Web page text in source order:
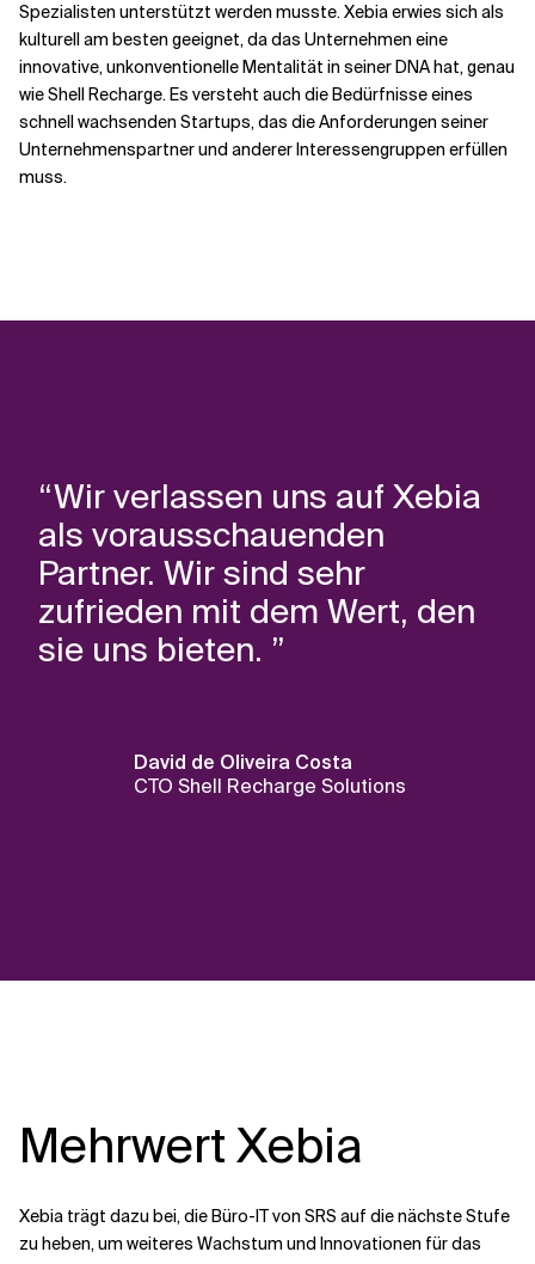
Spezialisten unterstützt werden musste. Xebia erwies sich als
kulturell am besten geeignet, da das Unternehmen eine
innovative, unkonventionelle Mentalität in seiner DNA hat, genau
wie Shell Recharge. Es versteht auch die Bedürfnisse eines
schnell wachsenden Startups, das die Anforderungen seiner
Unternehmenspartner und anderer Interessengruppen erfüllen
muss.
“Wir verlassen uns auf Xebia
als vorausschauenden
Partner. Wir sind sehr
zufrieden mit dem Wert, den
sie uns bieten. ”
David de Oliveira Costa
CTO Shell Recharge Solutions
Mehrwert Xebia
Xebia trägt dazu bei, die Büro-IT von SRS auf die nächste Stufe
zu heben, um weiteres Wachstum und Innovationen für das